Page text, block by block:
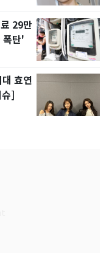
29만
탄'
효연
]